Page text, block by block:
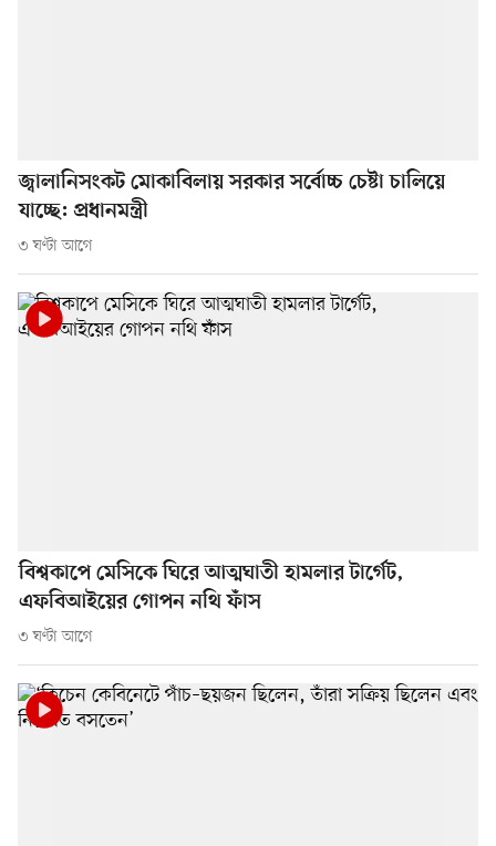
জ্বালানিসংকট মোকাবিলায় সরকার সর্বোচ্চ চেষ্টা চালিয়ে
যাচ্ছে: প্রধানমন্ত্রী
৩ ঘণ্টা আগে
বিশ্বকাপে মেসিকে ঘিরে আত্মঘাতী হামলার টার্গেট,
এফবিআইয়ের গোপন নথি ফাঁস
৩ ঘণ্টা আগে